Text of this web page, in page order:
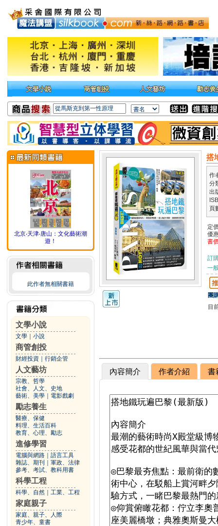
北京‧天津‧唐山：文化藝術潮
遊！
此作者無相關書籍
文學小說
文學 小說
商管創投
財經投資 行銷企管
人文藝坊
宗教、哲學
社會、人文、史地
藝術、美學
電影戲劇
勵志養生
醫療、保健
料理、生活百科
教育、心理、勵志
進修學習
電腦與網路
語言工具
雜誌、期刊
軍政、法律
參考、考試、教科用書
科學工程
科學、自然 工業、工程
家庭親子
家庭、親子、人際
青少年、童書
搭
作
分
出
頁
定
優
書
訂
一
團
目
內容簡介 作者介紹 書